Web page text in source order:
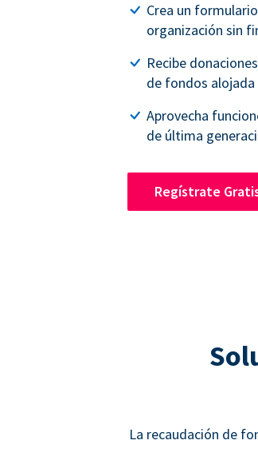
Crea un
organización sin
Recibe
de fondos
Aprovecha
de última
Regístrate
La recaudación de